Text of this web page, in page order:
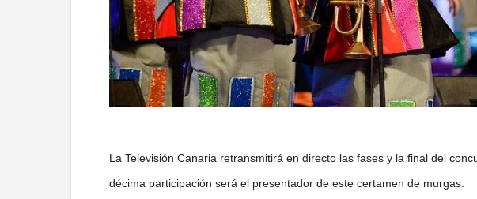
La Televisión Canaria retransmitirá en directo las fases y la final del
décima participación será el presentador de este certamen de murgas.